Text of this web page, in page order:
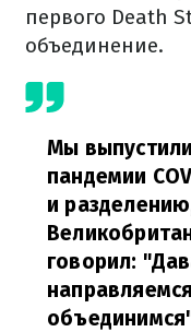
первого Death
объединение.
Мы
пандемии
и
говорил: